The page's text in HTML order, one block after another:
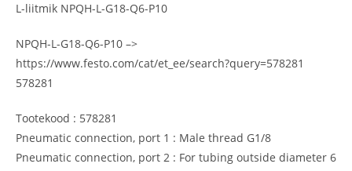
L-liitmik NPQH-L-G18-Q6-P10
NPQH-L-G18-Q6-P10 –>
https://www.festo.com/cat/et_ee/search?query=578281
578281
Tootekood : 578281
Pneumatic connection, port 1 : Male thread G1/8
Pneumatic connection, port 2 : For tubing outside diameter 6